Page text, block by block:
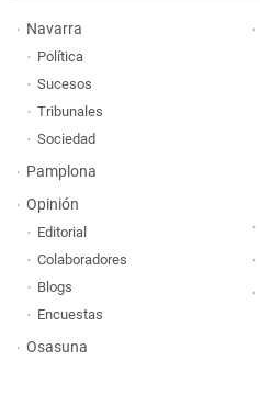
Navarra
Política
Sucesos
Tribunales
Sociedad
Pamplona
Opinión
Editorial
Colaboradores
Blogs
Encuestas
Osasuna